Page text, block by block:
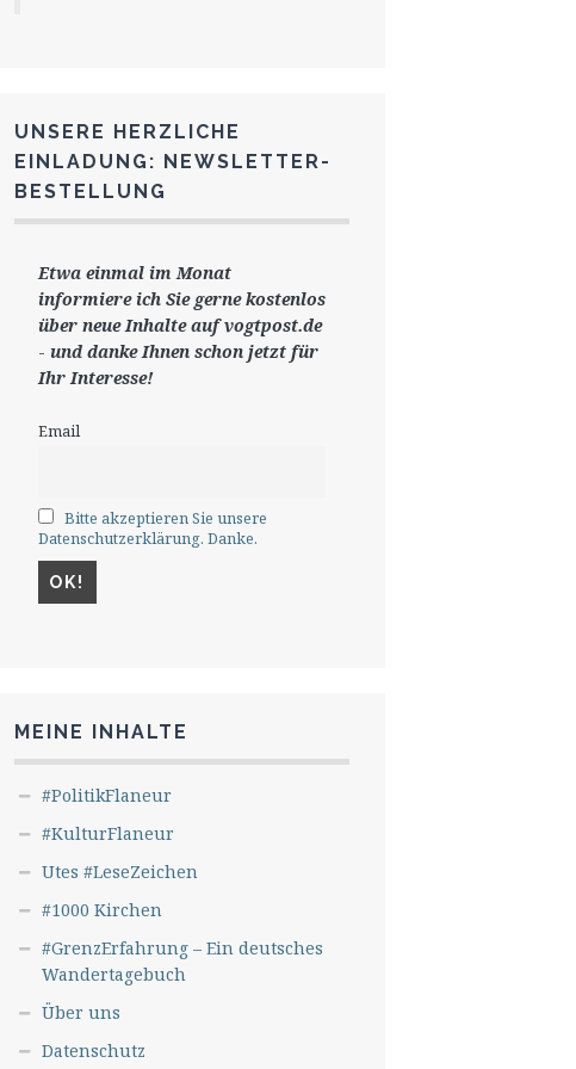
UNSERE HERZLICHE
EINLADUNG: NEWSLETTER-
BESTELLUNG
Etwa einmal im Monat
informiere ich Sie gernekostenlos
über neue Inhalte auf vogtpost.de
- und danke Ihnen schon jetzt für
Ihr Interesse!
Email
Bitte akzeptieren Sie unsere
Datenschutzerklärung. Danke.
MEINE INHALTE
#PolitikFlaneur
#KulturFlaneur
Utes #LeseZeichen
#1000 Kirchen
#GrenzErfahrung – Ein deutsches
Wandertagebuch
Über uns
Datenschutz